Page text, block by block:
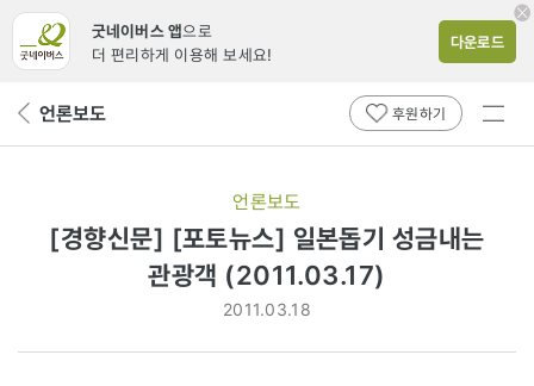
굿네이버스 앱으로
더 편리하게 이용해 보세요!
다운로드
뒤 언론보도 후원하기
전체
언론보도
[경향신문] [포토뉴스] 일본돕기 성금내는
관광객 (2011.03.17)
2011.03.18